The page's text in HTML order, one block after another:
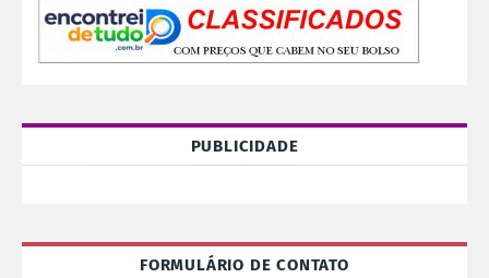
PUBLICIDADE
FORMULÁRIO DE CONTATO